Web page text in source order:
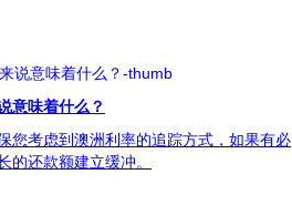
意味着什么？
您考虑到澳洲利率的追踪方式，如果有必
的还款额建立缓冲。